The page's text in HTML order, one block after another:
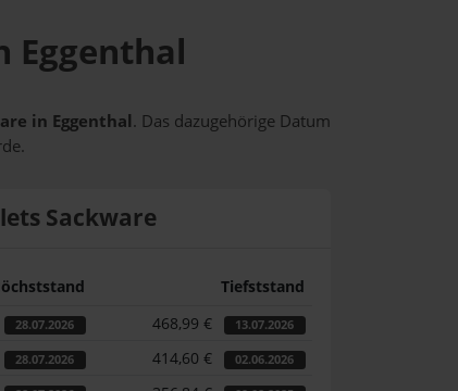
Eggenthal
in Eggenthal. Das dazugehörige Datum
Sackware
Tiefststand
28.07.2026 468,99 € 13.07.2026
28.07.2026 414,60 € 02.06.2026